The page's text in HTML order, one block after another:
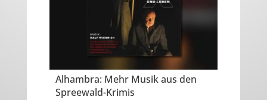
Alhambra: Mehr Musik aus den
Spreewald-Krimis